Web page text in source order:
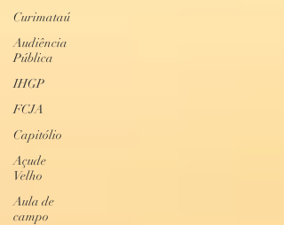
Curimataú
Audiência
Pública
IHGP
FCJA
Capitólio
Açude
Velho
Aula de
campo